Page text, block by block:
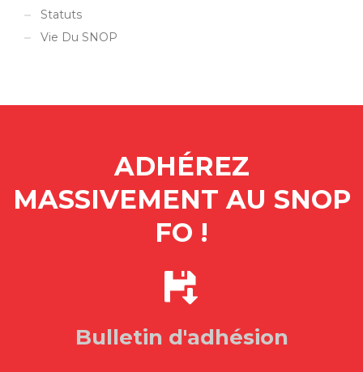
Statuts
Vie Du SNOP
ADHÉREZ
MASSIVEMENT AU SNOP
FO !
Bulletin d'adhésion